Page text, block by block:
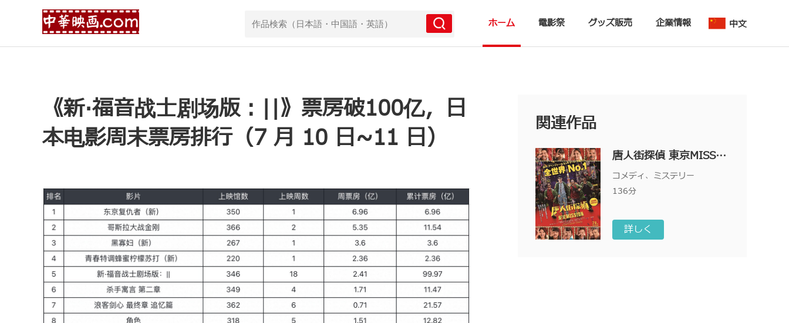
ホーム 電影祭 グッズ販売 企業情報 中文
《新·福音战士剧场版：||》票房破100亿，日
本电影周末票房排行（7 月 10 日~11 日）
関連作品
唐人街探偵 東京MISSION
コメディ、ミステリー
136分
詳しく